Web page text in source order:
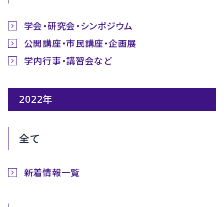
学会・研究会・シンポジウム
公開講座・市民講座・企画展
学内行事・講習会など
2022年
全て
新着情報一覧